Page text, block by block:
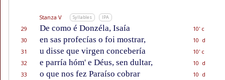
Stanza V Syllables IPA
29 De como é Donzéla, Isaía
10' c
30
en sas profecías o foi mostrar,
10 d
31
u disse que virgen concebería
10' c
32
e parría hóm' e Déus, sen dultar,
10 d
33
o que nos fez Paraíso cobrar
10 d